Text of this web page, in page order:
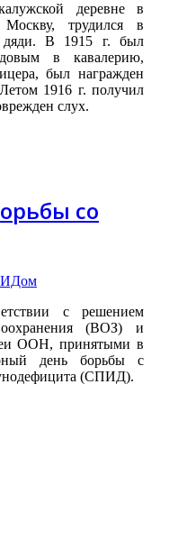
деревне в
трудился в
дяди. В 1915 г. был
в кавалерию,
был награжден
1916 г. получил
слух.
со
с решением
(ВОЗ) и
ООН, принятыми в
день борьбы с
(СПИД).